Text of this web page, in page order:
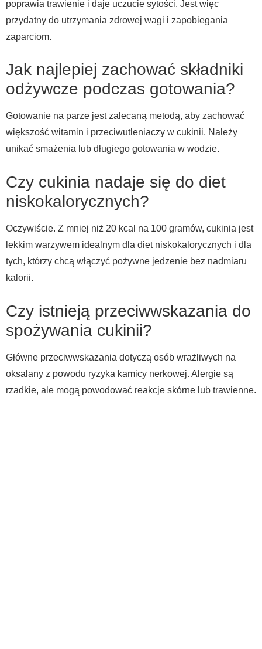
poprawia trawienie i daje uczucie sytości. Jest więc
przydatny do utrzymania zdrowej wagi i zapobiegania
zaparciom.
Jak najlepiej zachować składniki
odżywcze podczas gotowania?
Gotowanie na parze jest zalecaną metodą, aby zachować
większość witamin i przeciwutleniaczy w cukinii. Należy
unikać smażenia lub długiego gotowania w wodzie.
Czy cukinia nadaje się do diet
niskokalorycznych?
Oczywiście. Z mniej niż 20 kcal na 100 gramów, cukinia jest
lekkim warzywem idealnym dla diet niskokalorycznych i dla
tych, którzy chcą włączyć pożywne jedzenie bez nadmiaru
kalorii.
Czy istnieją przeciwwskazania do
spożywania cukinii?
Główne przeciwwskazania dotyczą osób wrażliwych na
oksalany z powodu ryzyka kamicy nerkowej. Alergie są
rzadkie, ale mogą powodować reakcje skórne lub trawienne.